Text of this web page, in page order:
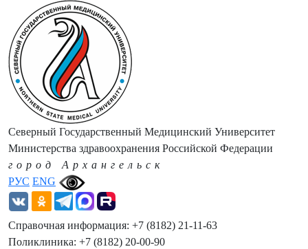
РУС ENG
Северный Государственный Медицинский Университет
Министерства здравоохранения Российской Федерации
город Архангельск
Справочная информация: +7 (8182) 21-11-63
Поликлиника: +7 (8182) 20-00-90